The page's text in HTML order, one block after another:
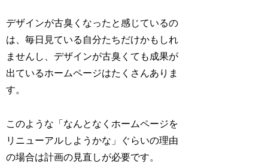
デザインが古臭くなったと感じているの
は、毎日見ている自分たちだけかもしれ
ませんし、デザインが古臭くても成果が
出ているホームページはたくさんありま
す。
このような「なんとなくホームページを
リニューアルしようかな」ぐらいの理由
の場合は計画の見直しが必要です。